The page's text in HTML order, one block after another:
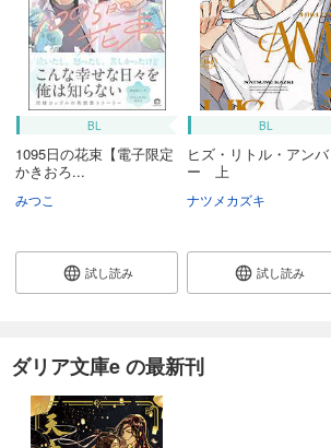
BL
1095日の花束【電子限定
かきおろ...
みつこ
試し読み
BL
ヒズ・リトル・アンバ
ー 上
ナツメカズキ
試し読み
ダリア文庫e の最新刊